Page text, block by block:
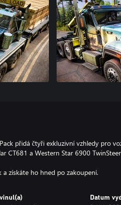
přidá čtyři exkluzivní vzhledy pro
CT681 a Western Star 6900
a získáte ho hned po zakoupení.
Datum